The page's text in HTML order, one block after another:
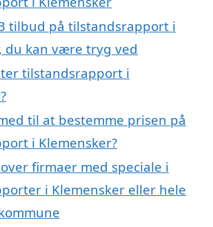
tilbud på tilstandsrapport i
du kan være tryg ved
tilstandsrapport i
til at bestemme prisen på
i Klemensker?
firmaer med speciale i
i Klemensker eller hele